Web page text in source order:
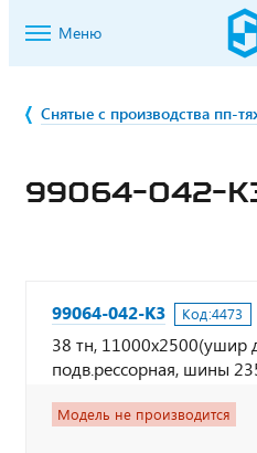
Меню
Снятые с производства пп-
99064-042-
99064-042-К3 Код:4473
38 тн, 11000х2500(ушир
подв.рессорная, шины
Модель не производится